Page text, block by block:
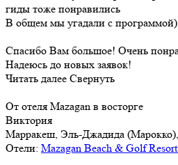
гиды тоже понравились
В общем мы угадали с программой)
Спасибо Вам большое! Очень
Надеюсь до новых заявок!
Читать далее Свернуть
От отеля Mazagan в восторге
Виктория
Марракеш, Эль-Джадида
Отели: Mazagan Beach & Golf